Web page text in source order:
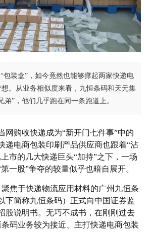
包装盒”，如今竟然也能够撑起两家快递电
。从业务相似度来看，九恒条码和天元集
弟”，他们几乎跑在同一条跑道上。
网购收快递成为“新开门七件事”中的
递电商包装印刷产品供应商也跟着“沾
上市的几大快递巨头“加持”之下，一场
一股”争夺的较量似乎也暗自展开。
焦于快递物流应用材料的广州九恒条
下简称九恒条码）正式向中国证券监
股说明书。无巧不成书，在刚刚过去
码业务较为接近、主打快递电商包装